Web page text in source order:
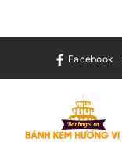
Facebook